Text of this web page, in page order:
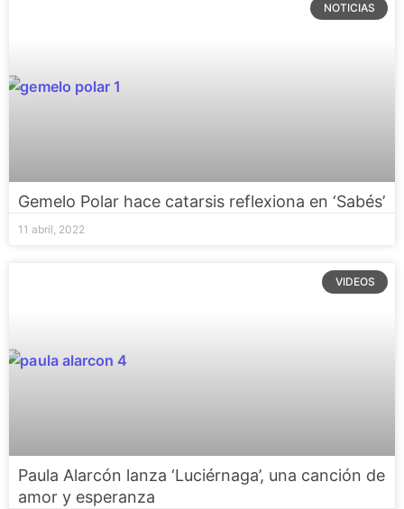
NOTICIAS
Gemelo Polar hace catarsis reflexiona en ‘Sabés’
11 abril, 2022
VIDEOS
Paula Alarcón lanza ‘Luciérnaga’, una canción de
amor y esperanza